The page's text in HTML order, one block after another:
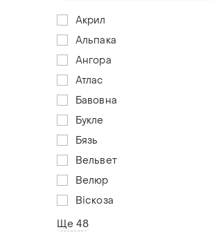
Акрил
Альпака
Ангора
Атлас
Бавовна
Букле
Бязь
Вельвет
Велюр
Віскоза
Ще 48